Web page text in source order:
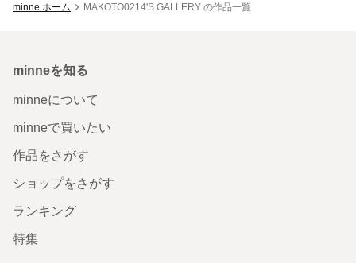
minne ホーム MAKOTO0214'S GALLERY の作品一覧
minneを知る
minneについて
minneで買いたい
作品をさがす
ショップをさがす
ランキング
特集